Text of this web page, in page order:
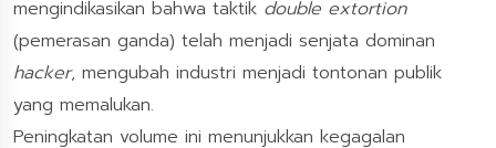
mengindikasikan bahwa taktik double extortion
(pemerasan ganda) telah menjadi senjata dominan
hacker, mengubah industri menjadi tontonan publik
yang memalukan.
Peningkatan volume ini menunjukkan kegagalan